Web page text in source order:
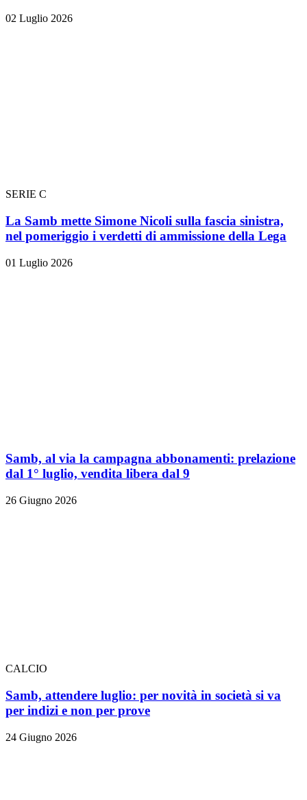
02 Luglio 2026
SERIE C
La Samb mette Simone Nicoli sulla fascia sinistra,
nel pomeriggio i verdetti di ammissione della Lega
01 Luglio 2026
Samb, al via la campagna abbonamenti: prelazione
dal 1° luglio, vendita libera dal 9
26 Giugno 2026
CALCIO
Samb, attendere luglio: per novità in società si va
per indizi e non per prove
24 Giugno 2026